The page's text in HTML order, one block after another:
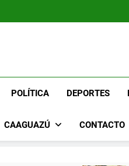
Se dispara a 832 la cifra
Portal De
POLÍTICA DEPORTES
CAAGUAZÚ CONTACTO